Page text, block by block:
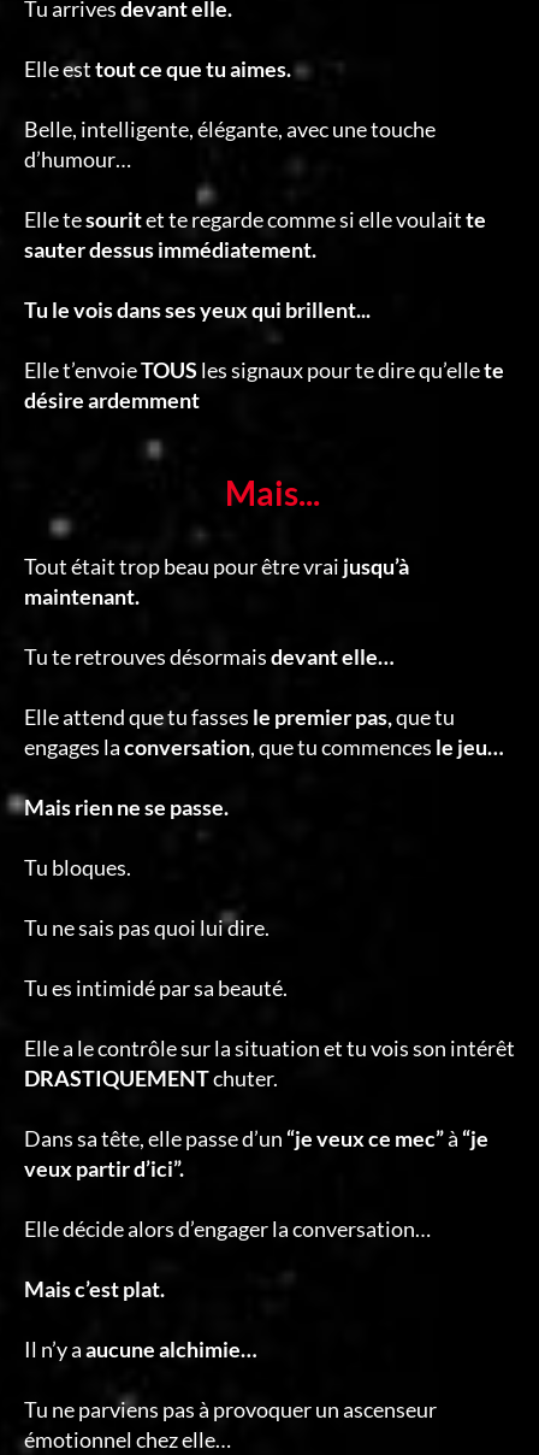
Tu arrivesdevant elle.
Elle esttout ce que tu aimes.
Belle, intelligente, élégante, avec une touche
d’humour…
Elle tesouritet te regarde comme si elle voulaitte
sauter dessus immédiatement.
Tu le vois dans ses yeux qui brillent...
Elle t’envoieTOUS les signaux pour te dire qu’ellete
désire ardemment
Mais...
Tout était trop beau pour être vrai jusqu’à
maintenant.
Tu te retrouves désormaisdevant elle…
Elle attend que tu fasses le premier pas,que tu
engages laconversation, que tu commences le jeu…
Mais rien ne se passe.
Tu bloques.
Tu ne sais pas quoi lui dire.
Tu es intimidé par sa beauté.
Elle a le contrôle sur la situation et tu vois son intérêt
DRASTIQUEMENTchuter.
Dans sa tête, elle passe d’un “je veux ce mec”à “je
veux partir d’ici”.
Elle décide alors d’engager la conversation…
Mais c’est plat.
Il n’y aaucune alchimie…
Tu ne parviens pas à provoquer un ascenseur
émotionnel chez elle…